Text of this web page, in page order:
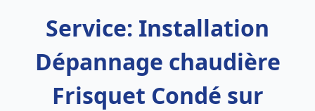
Service: Installation
Dépannage chaudière
Frisquet Condé sur